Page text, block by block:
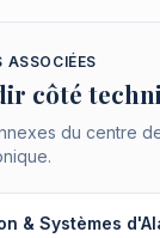
ASSOCIÉES
côté
du centre
& Systèmes